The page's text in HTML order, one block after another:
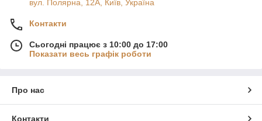
вул. Полярна, 12А, Київ, Україна
Контакти
Сьогодні працює з 10:00 до 17:00
Показати весь графік роботи
Про нас
Контакти